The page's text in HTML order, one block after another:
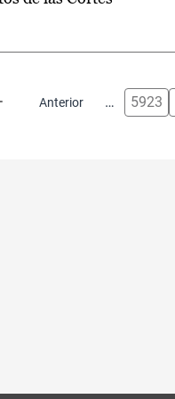
Anterior
Página anterior … 5923